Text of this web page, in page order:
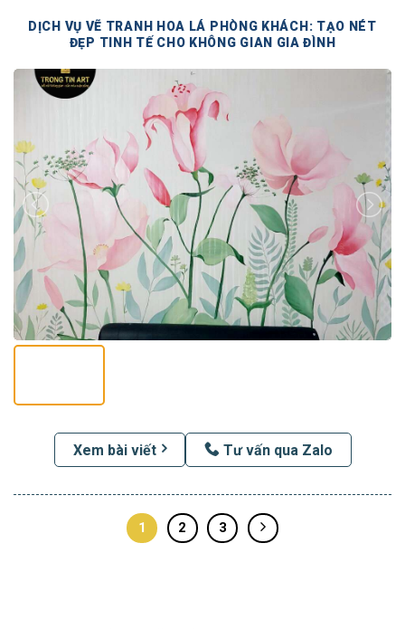
DỊCH VỤ VẼ TRANH HOA LÁ PHÒNG KHÁCH: TẠO NÉT
ĐẸP TINH TẾ CHO KHÔNG GIAN GIA ĐÌNH
Xem bài viết Tư vấn qua Zalo
1 2 3